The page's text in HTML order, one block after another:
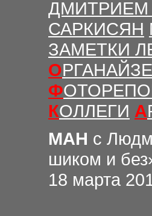
САРКИСЯН
ЗАМЕТКИ
О
Ф
КОЛЛЕГИ А
МАН с
шиком и
18 марта